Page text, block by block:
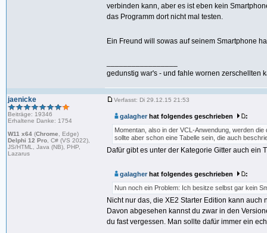
verbinden kann, aber es ist eben kein
das Programm dort nicht mal testen.
Ein Freund will sowas auf seinem Smartphone
gedunstig war's - und fahle wornen zerschellten
jaenicke
Beiträge: 19346
Erhaltene Danke: 1754
W11 x64 (Chrome , Edge)
Delphi 12 Pro , C# (VS 2022),
JS/HTML, Java (NB), PHP,
Lazarus
Verfasst: Di 29.12.15 21:53
galagher hat folgendes geschrieben
:
Momentan, also in der VCL-Anwendung, werden
sollte aber schon eine Tabelle sein, die auch
Dafür gibt es unter der Kategorie Gitter auch ein
galagher hat folgendes geschrieben
:
Nun noch ein Problem: Ich besitze selbst gar kein
Nicht nur das, die XE2 Starter Edition kann
Davon abgesehen kannst du zwar in den
du fast vergessen. Man sollte dafür immer ein